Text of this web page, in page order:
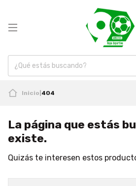
Inicio 404
La página que estás
existe.
Quizás te interesen estos